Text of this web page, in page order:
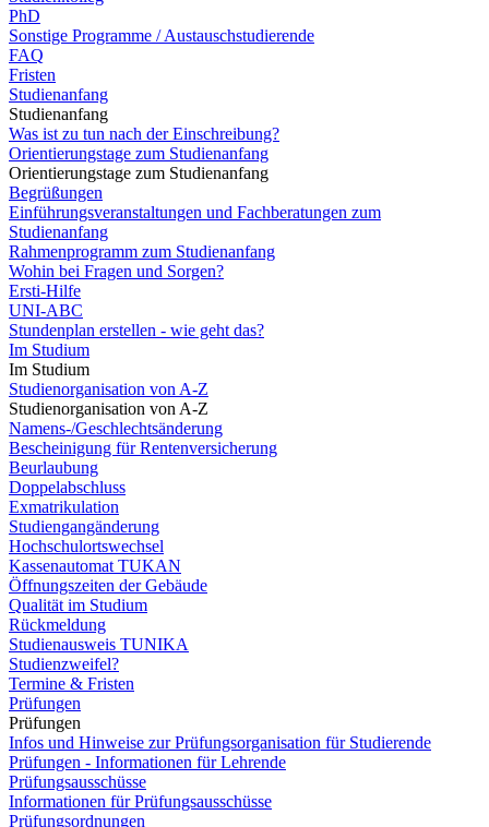
PhD
Sonstige Programme / Austauschstudierende
FAQ
Fristen
Studienanfang
Studienanfang
Was ist zu tun nach der Einschreibung?
Orientierungstage zum Studienanfang
Orientierungstage zum Studienanfang
Begrüßungen
Einführungsveranstaltungen und Fachberatungen zum
Studienanfang
Rahmenprogramm zum Studienanfang
Wohin bei Fragen und Sorgen?
Ersti-Hilfe
UNI-ABC
Stundenplan erstellen - wie geht das?
Im Studium
Im Studium
Studienorganisation von A-Z
Studienorganisation von A-Z
Namens-/Geschlechtsänderung
Bescheinigung für Rentenversicherung
Beurlaubung
Doppelabschluss
Exmatrikulation
Studiengangänderung
Hochschulortswechsel
Kassenautomat TUKAN
Öffnungszeiten der Gebäude
Qualität im Studium
Rückmeldung
Studienausweis TUNIKA
Studienzweifel?
Termine & Fristen
Prüfungen
Prüfungen
Infos und Hinweise zur Prüfungsorganisation für Studierende
Prüfungen - Informationen für Lehrende
Prüfungsausschüsse
Informationen für Prüfungsausschüsse
Prüfungsordnungen